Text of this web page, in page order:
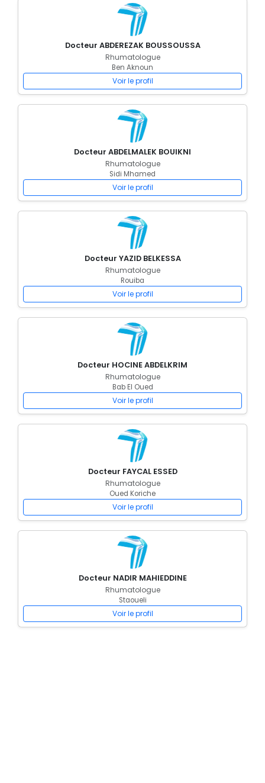
Docteur ABDEREZAK BOUSSOUSSA
Rhumatologue
Ben Aknoun
Voir le profil
Docteur ABDELMALEK BOUIKNI
Rhumatologue
Sidi Mhamed
Voir le profil
Docteur YAZID BELKESSA
Rhumatologue
Rouiba
Voir le profil
Docteur HOCINE ABDELKRIM
Rhumatologue
Bab El Oued
Voir le profil
Docteur FAYCAL ESSED
Rhumatologue
Oued Koriche
Voir le profil
Docteur NADIR MAHIEDDINE
Rhumatologue
Staoueli
Voir le profil